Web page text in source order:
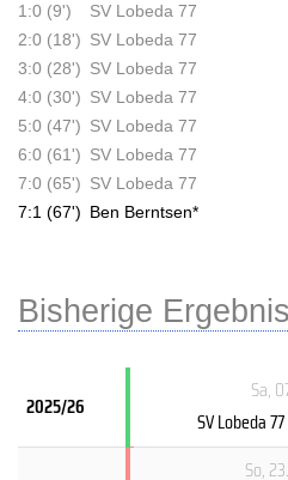
1:0 (9')
SV Lobeda 77
2:0 (18') SV Lobeda 77
3:0 (28') SV Lobeda 77
4:0 (30') SV Lobeda 77
5:0 (47') SV Lobeda 77
6:0 (61') SV Lobeda 77
7:0 (65') SV Lobeda 77
7:1 (67') Ben Berntsen*
Bisherige
2025/26
Sa,
SV Lobeda 77
So,